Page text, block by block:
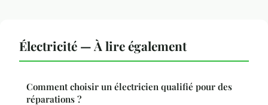
Électricité — À lire également
Comment choisir un électricien qualifié pour des
réparations ?